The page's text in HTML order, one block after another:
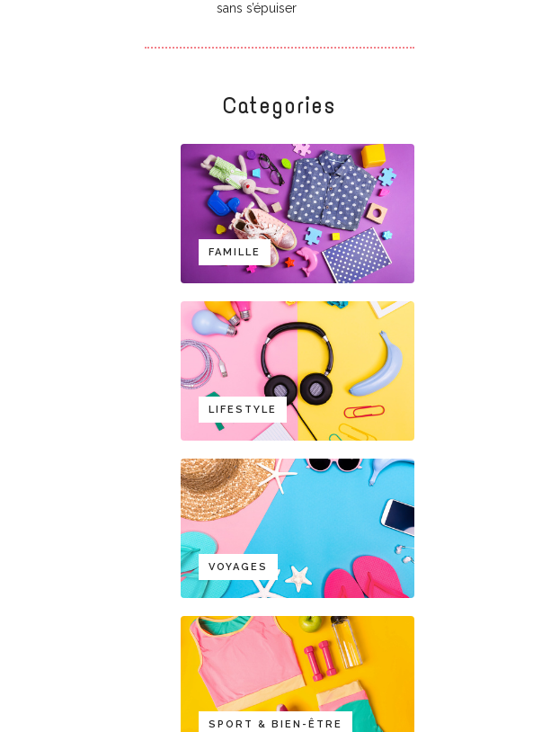
sans s’épuiser
Categories
FAMILLE
LIFESTYLE
VOYAGES
SPORT & BIEN-ÊTRE